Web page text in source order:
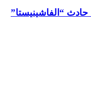
“الفاشينيستا”